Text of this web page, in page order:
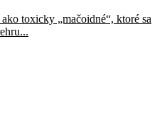
toxicky „mačoidné“, ktoré sa